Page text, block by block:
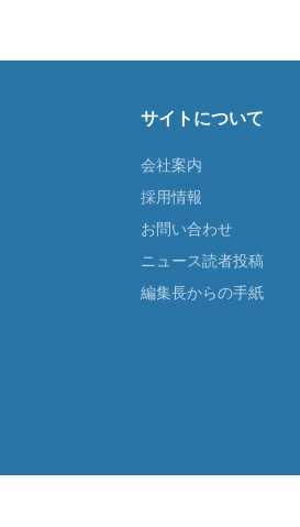
サイトについて
会社案内
採用情報
お問い合わせ
ニュース読者投稿
編集長からの手紙